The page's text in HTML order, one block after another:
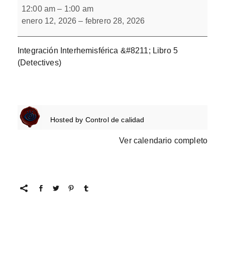
Interhemisférica.
Cuaderno
5.
12:00 am – 1:00 am
enero 12, 2026 – febrero 28, 2026
Integración Interhemisférica &#8211; Libro 5
(Detectives)
Hosted by Control de calidad
Ver calendario completo